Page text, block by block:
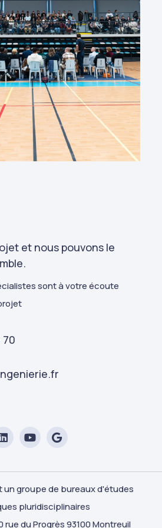
et nous pouvons le
sont à votre écoute
70
un groupe de bureaux d'études
pluridisciplinaires
rue du Progrès 93100 Montreuil